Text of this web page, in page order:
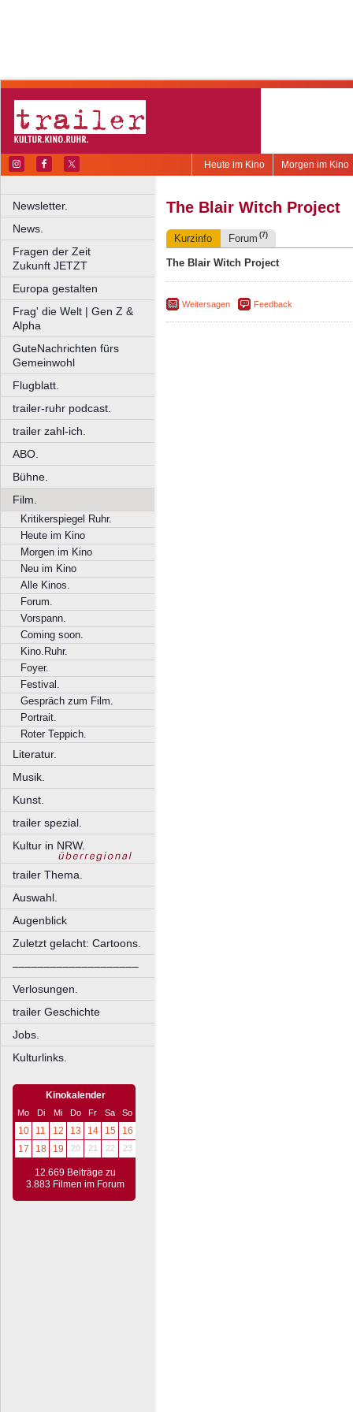
Morgen im Kino
Heute im Kino
Newsletter.
News.
Fragen der Zeit
Zukunft JETZT
Europa gestalten
Frag' die Welt | Gen Z &
Alpha
GuteNachrichten fürs
Gemeinwohl
Flugblatt.
trailer-ruhr podcast.
trailer zahl-ich.
ABO.
Bühne.
Film.
Kritikerspiegel Ruhr.
Heute im Kino
Morgen im Kino
Neu im Kino
Alle Kinos.
Forum.
Vorspann.
Coming soon.
Kino.Ruhr.
Foyer.
Festival.
Gespräch zum Film.
Portrait.
Roter Teppich.
Literatur.
Musik.
Kunst.
trailer spezial.
Kultur in NRW.
trailer Thema.
Auswahl.
Augenblick
Zuletzt gelacht: Cartoons.
––––––––––––––––––––
Verlosungen.
trailer Geschichte
Jobs.
Kulturlinks.
Kinokalender
Mo Di Mi Do Fr Sa So
10 11 12 13 14 15
16
17
18 19 20 21 22 23
12.669 Beiträge zu
3.883 Filmen im Forum
The Blair Witch Project
Kurzinfo Forum (7)
The Blair Witch Project
Weitersagen Feedback